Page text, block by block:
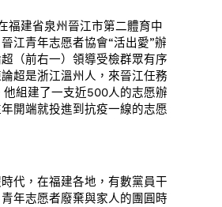
建省泉州晉江市第二體育中
江青年志愿者協會“活出愛”辦
（前右一）領導受檢群眾有序
超是浙江溫州人，來晉江任務
組建了一支近500人的志愿辦
開端就投進到抗疫一線的志愿
，在福建各地，有數黨員干
年志愿者廢棄與家人的團圓時